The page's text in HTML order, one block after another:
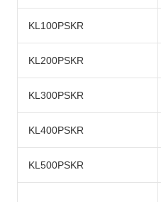
KL100PSKR
KL200PSKR
KL300PSKR
KL400PSKR
KL500PSKR